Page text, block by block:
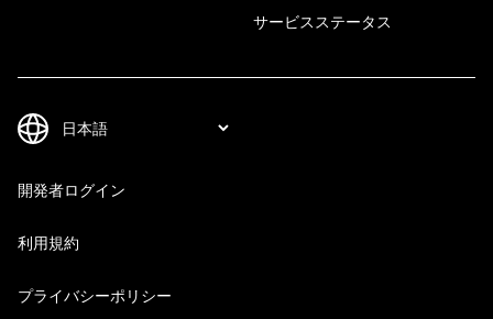
サービスステータス
開発者ログイン
利用規約
プライバシーポリシー